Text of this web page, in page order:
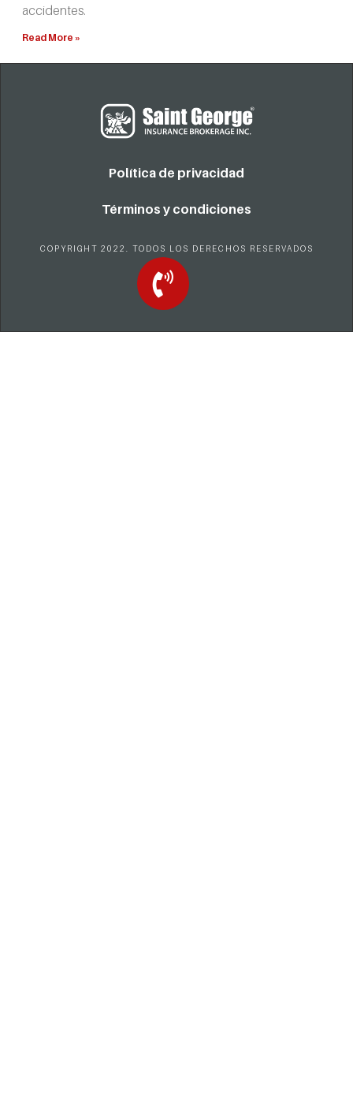
accidentes.
Read More »
Política de privacidad
Términos y condiciones
COPYRIGHT 2022. TODOS LOS DERECHOS RESERVADOS